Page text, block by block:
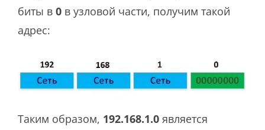
биты в 0 в узловой части, получим такой
адрес:
Таким образом, 192.168.1.0 является